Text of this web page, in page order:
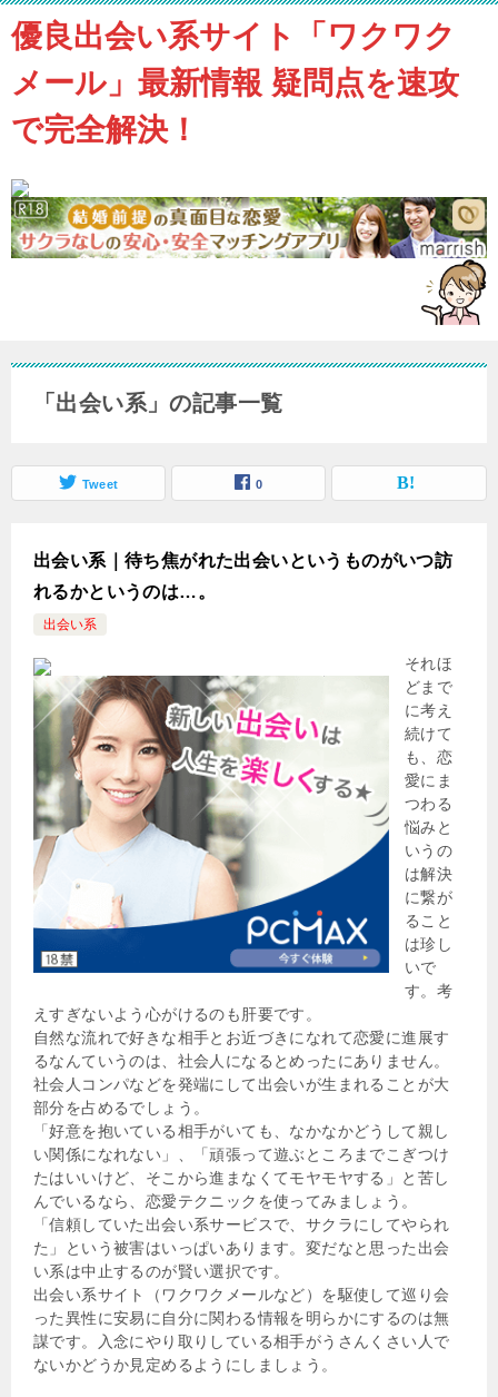
優良出会い系サイト「ワクワク
メール」最新情報 疑問点を速攻
で完全解決！
「出会い系」の記事一覧
Tweet 0
出会い系｜待ち焦がれた出会いというものがいつ訪
れるかというのは…。
出会い系
それほ
どまで
に考え
続けて
も、恋
愛にま
つわる
悩みと
いうの
は解決
に繋が
ること
は珍し
いで
す。考
えすぎないよう心がけるのも肝要です。
自然な流れで好きな相手とお近づきになれて恋愛に進展す
るなんていうのは、社会人になるとめったにありません。
社会人コンパなどを発端にして出会いが生まれることが大
部分を占めるでしょう。
「好意を抱いている相手がいても、なかなかどうして親し
い関係になれない」、「頑張って遊ぶところまでこぎつけ
たはいいけど、そこから進まなくてモヤモヤする」と苦し
んでいるなら、恋愛テクニックを使ってみましょう。
「信頼していた出会い系サービスで、サクラにしてやられ
た」という被害はいっぱいあります。変だなと思った出会
い系は中止するのが賢い選択です。
出会い系サイト（ワクワクメールなど）を駆使して巡り会
った異性に安易に自分に関わる情報を明らかにするのは無
謀です。入念にやり取りしている相手がうさんくさい人で
ないかどうか見定めるようにしましょう。